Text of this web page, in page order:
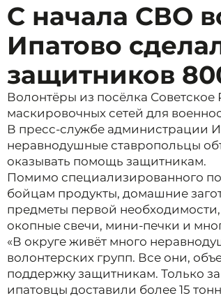
С начала СВО
Ипатово
защитников
Волонтёры из посёлка Советское
маскировочных сетей для
В пресс-службе администрации
неравнодушные ставропольцы
оказывать помощь защитникам.
Помимо специализированного
бойцам продукты, домашние
предметы первой
окопные свечи, мини-печки и
«В округе живёт много
волонтерских групп. Все они,
поддержку защитникам. Только
ипатовцы доставили более 15